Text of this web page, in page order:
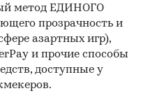
важных
для
поддержки IT-
метод ЕДИНОГО
прозрачность и
азартных игр),
и прочие способы
доступные у